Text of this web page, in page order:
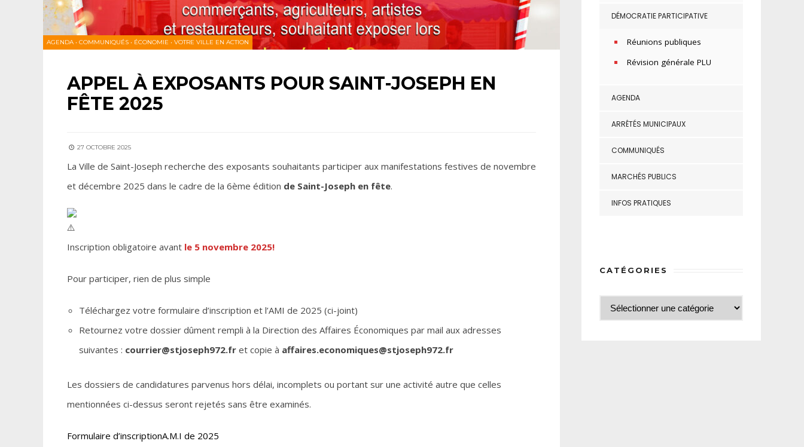
AGENDA • COMMUNIQUÉS • ÉCONOMIE • VOTRE VILLE EN ACTION
APPEL À EXPOSANTS POUR SAINT-JOSEPH EN
FÊTE 2025
27 OCTOBRE 2025
La Ville de Saint-Joseph recherche des exposants souhaitants participer aux manifestations festives de novembre
et décembre 2025 dans le cadre de la 6ème édition de Saint-Joseph en fête.
Inscription obligatoire avant le 5 novembre 2025!
Pour participer, rien de plus simple
Téléchargez votre formulaire d’inscription et l’AMI de 2025 (ci-joint)
Retournez votre dossier dûment rempli à la Direction des Affaires Économiques par mail aux adresses
suivantes : courrier@stjoseph972.fr et copie à affaires.economiques@stjoseph972.fr
Les dossiers de candidatures parvenus hors délai, incomplets ou portant sur une activité autre que celles
mentionnées ci-dessus seront rejetés sans être examinés.
Formulaire d’inscriptionA.M.I de 2025
DÉMOCRATIE PARTICIPATIVE
Réunions publiques
Révision générale PLU
AGENDA
ARRÊTÉS MUNICIPAUX
COMMUNIQUÉS
MARCHÉS PUBLICS
INFOS PRATIQUES
CATÉGORIES